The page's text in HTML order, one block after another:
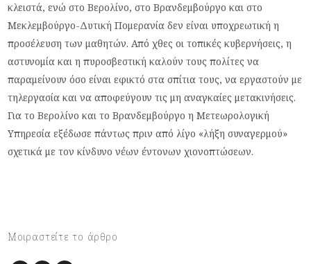
κλειστά, ενώ στο Βερολίνο, στο Βρανδεμβούργο και στο
Μεκλεμβούργο-Δυτική Πομερανία δεν είναι υποχρεωτική η
προσέλευση των μαθητών. Από χθες οι τοπικές κυβερνήσεις, η
αστυνομία και η πυροσβεστική καλούν τους πολίτες να
παραμείνουν όσο είναι εφικτό στα σπίτια τους, να εργαστούν με
τηλεργασία και να αποφεύγουν τις μη αναγκαίες μετακινήσεις.
Για το Βερολίνο και το Βρανδεμβούργο η Μετεωρολογική
Υπηρεσία εξέδωσε πάντως πριν από λίγο «λήξη συναγερμού»
σχετικά με τον κίνδυνο νέων έντονων χιονοπτώσεων.
Μοιραστείτε το άρθρο